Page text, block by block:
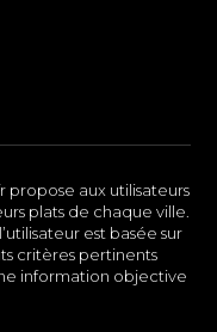
propose aux utilisateurs
plats de chaque ville.
est basée sur
critères pertinents
information objective